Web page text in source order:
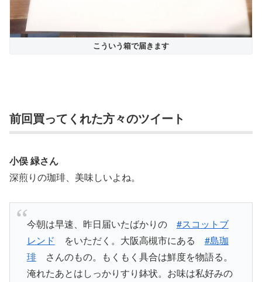
こういう箱で届きます
前回買ってくれた方々のツイート
小俣 緑さん
深煎りの珈琲、美味しいよね。
今朝は早速、昨日届いたばかりの #スコットブ
レンド をいただく。大阪高槻市にある #島珈
琲さんのもの。もくもく具合は鮮度を物語る。
淹れたあとはしっかりすり鉢状。お味は私好みの